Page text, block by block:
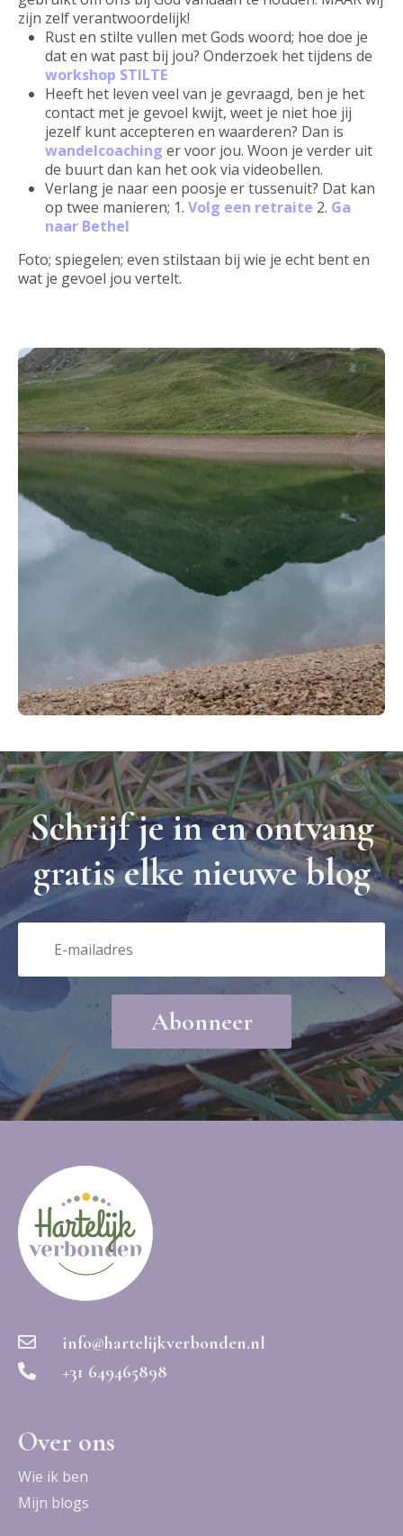
zijn zelf verantwoordelijk!
Rust en stilte vullen met Gods woord; hoe doe je
dat en wat past bij jou? Onderzoek het tijdens de
workshop STILTE
Heeft het leven veel van je gevraagd, ben je het
contact met je gevoel kwijt, weet je niet hoe jij
jezelf kunt accepteren en waarderen? Dan is
wandelcoaching er voor jou. Woon je verder uit
de buurt dan kan het ook via videobellen.
Verlang je naar een poosje er tussenuit? Dat kan
op twee manieren; 1. Volg een retraite 2. Ga
naar Bethel
Foto; spiegelen; even stilstaan bij wie je echt bent en
wat je gevoel jou vertelt.
Schrijf je in en ontvang
gratis elke nieuwe blog
info@hartelijkverbonden.nl
+31 649465898
Over ons
Wie ik ben
Mijn blogs